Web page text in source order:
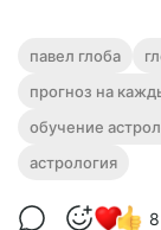
🧭
августа
павел глоба
прогноз на
обучение
астрология
8